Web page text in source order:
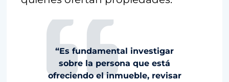
“Es fundamental investigar
sobre la persona que está
ofreciendo el inmueble, revisar